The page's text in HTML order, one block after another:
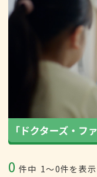
0 件中 1〜0件を表示